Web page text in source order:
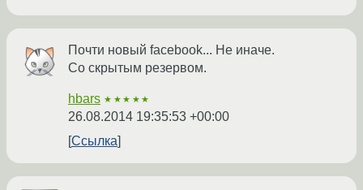
Почти новый facebook... Не иначе.
Со скрытым резервом.
hbars ★★★★★
26.08.2014 19:35:53 +00:00
Ссылка